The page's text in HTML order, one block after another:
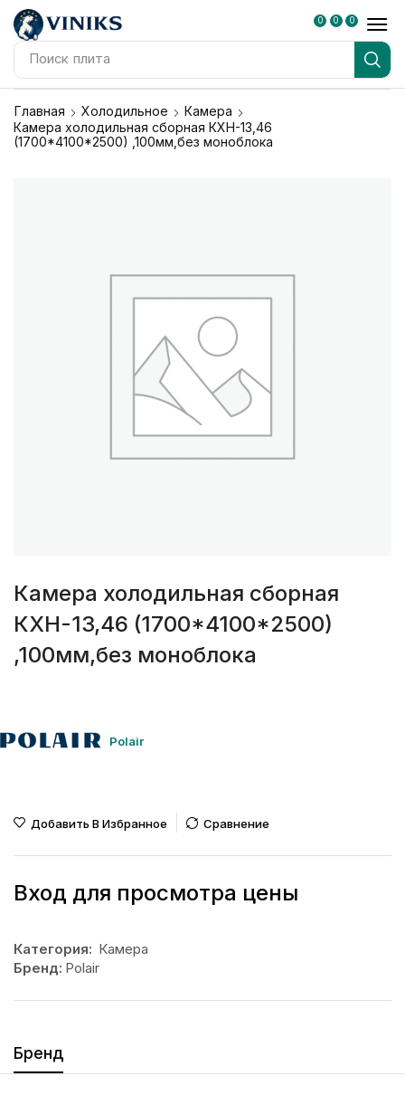
Поиск блендер
0 0 0
Главная Холодильное
Камера
Камера холодильная сборная КХН-13,46
(1700*4100*2500) ,100мм,без моноблока
Камера холодильная сборная
КХН-13,46 (1700*4100*2500)
,100мм,без моноблока
Polair
Добавить В Избранное Сравнение
Вход для просмотра цены
Категория: Камера
Бренд: Polair
Бренд